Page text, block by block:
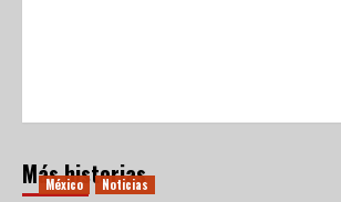
Más historias
México Noticias